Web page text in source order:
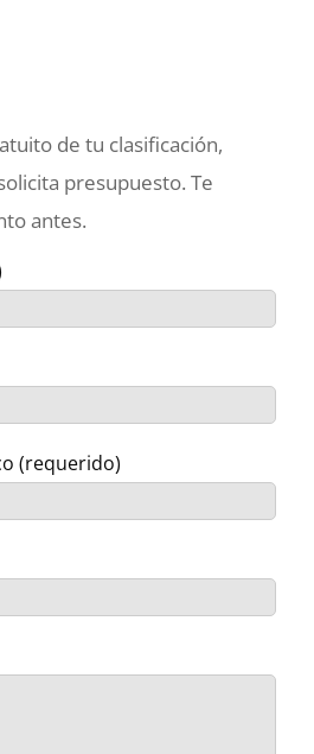
de tu clasificación,
presupuesto. Te
antes.
(requerido)